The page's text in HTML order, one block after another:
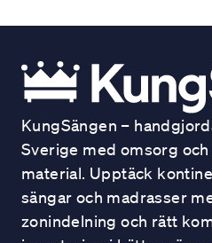
KungSängen –
Sverige med omsorg
material. Upptäck
sängar och madrasser
zonindelning och rätt